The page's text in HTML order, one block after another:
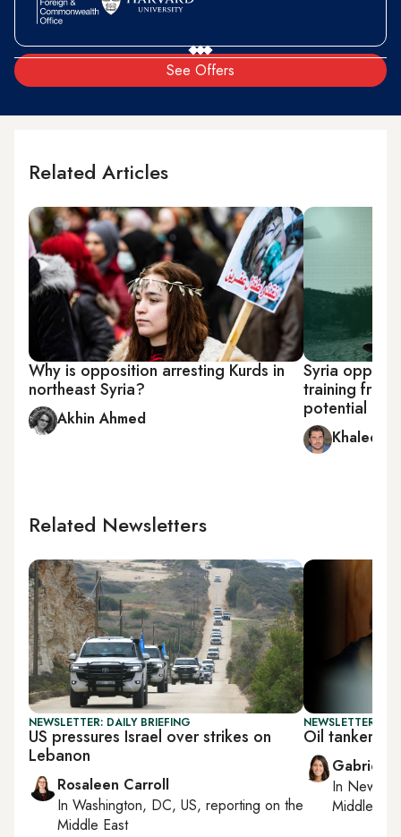
See Offers
Related Articles
Why is opposition arresting Kurds in
northeast Syria?
Akhin Ahmed
Syria
training from
potential
Khaled
Related Newsletters
NEWSLETTER: DAILY BRIEFING
US pressures Israel over strikes on
Lebanon
Rosaleen Carroll
In Washington, DC, US, reporting on the
Middle East
NEWSLETTER:
Oil tanker
Gabrielle
In New
Middle